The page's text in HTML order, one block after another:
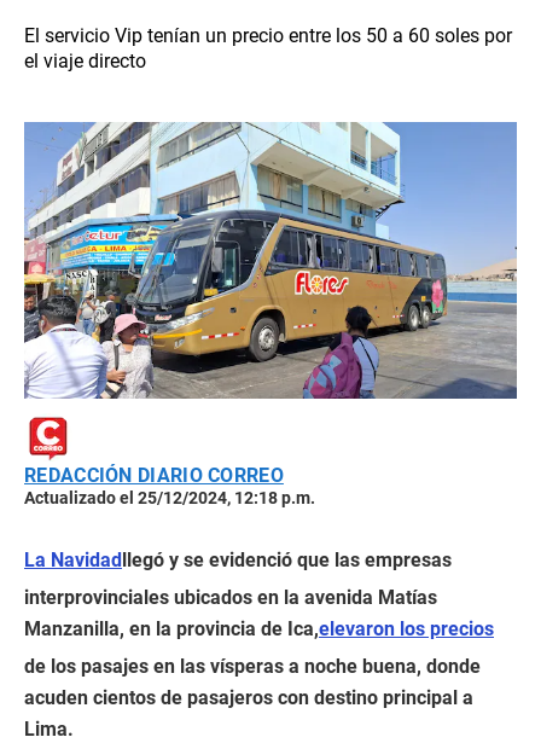
El servicio Vip tenían un precio entre los 50 a 60 soles por
el viaje directo
REDACCIÓN DIARIO CORREO
Actualizado el 25/12/2024, 12:18 p.m.
La Navidad llegó y se evidenció que las empresas
interprovinciales ubicados en la avenida Matías
Manzanilla, en la provincia de Ica,elevaron los precios
de los pasajes en las vísperas a noche buena, donde
acuden cientos de pasajeros con destino principal a
Lima.